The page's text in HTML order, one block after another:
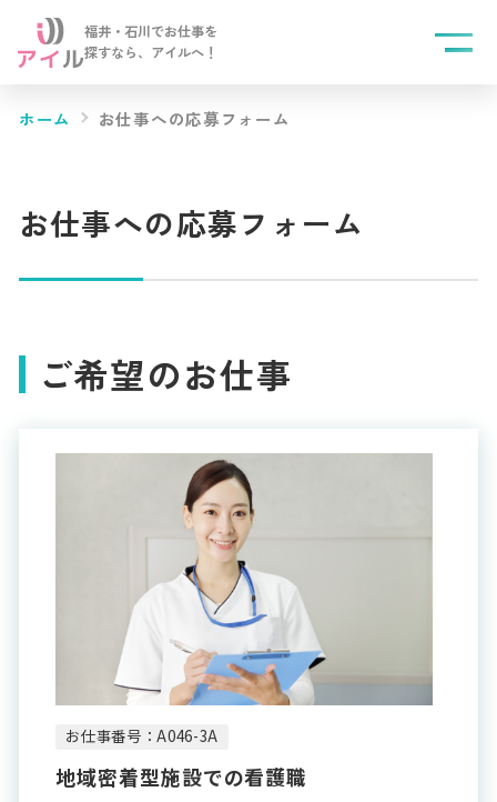
福井・石川でお仕事を
探すなら、 アイルへ！
ホーム お仕事への応募フォーム
お仕事への応募フォーム
ご希望のお仕事
お仕事番号：A046-3A
地域密着型施設での看護職